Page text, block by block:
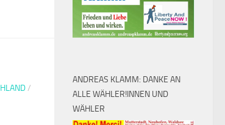
/
ANDREAS KLAMM: DANKE AN
ALLE WÄHLER!INNEN UND
WÄHLER